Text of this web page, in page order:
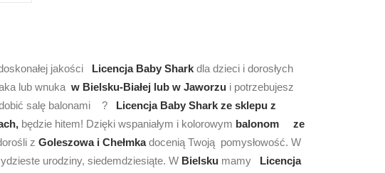
jakości Licencja Baby Shark dla dzieci i dorosłych
lub wnuka w Bielsku-Białej lub w Jaworzu i potrzebujesz
salę balonami ?
Licencja Baby Shark ze sklepu z
będzie hitem! Dzięki wspaniałym i kolorowym balonom
ze
z Goleszowa i Chełmkadocenią Twoją pomysłowość. W
urodziny, siedemdziesiąte. W Bielsku mamy
Licencja